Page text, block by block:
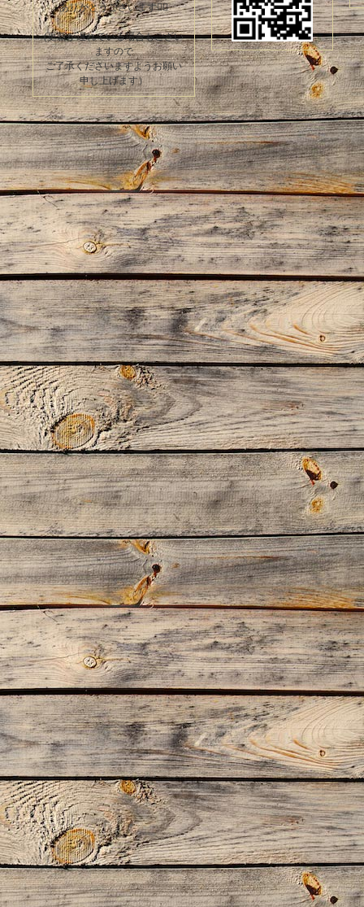
ありがとうございます🙇‍♀️
(更新が遅れている場合もござい
ますので
ご了承くださいますようお願い
申し上げます）